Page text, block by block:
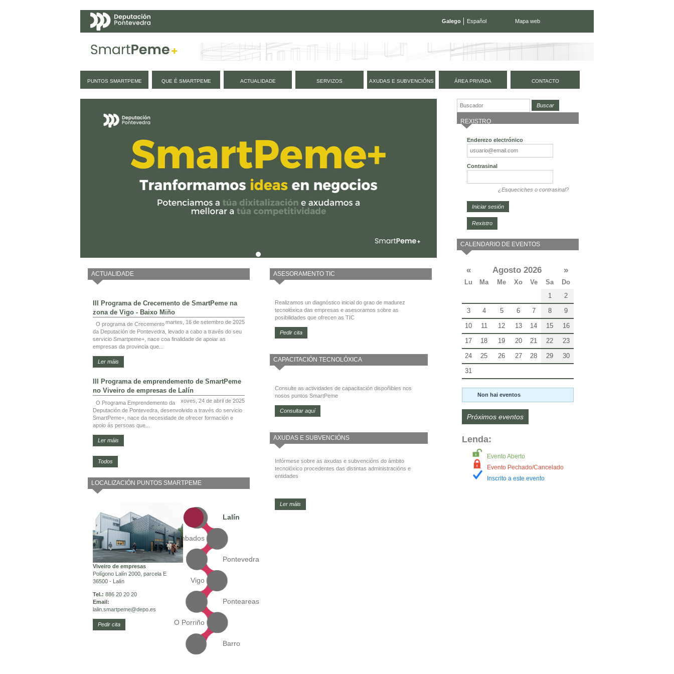
Galego Español Mapa web
PUNTOS SMARTPEME QUE É SMARTPEME ACTUALIDADE SERVIZOS AXUDAS E SUBVENCIÓNS ÁREA PRIVADA CONTACTO
ACTUALIDADE
III Programa de Crecemento de SmartPeme na
zona de Vigo - Baixo Miño
martes, 16 de setembro de 2025
O programa de Crecemento
da Deputación de Pontevedra, levado a cabo a través do seu
servicio Smartpeme+, nace coa finalidade de apoiar as
empresas da provincia que...
Ler máis
III Programa de emprendemento de SmartPeme
no Viveiro de empresas de Lalín
xoves, 24 de abril de 2025
O Programa Emprendemento da
Deputación de Pontevedra, desenvolvido a través do servicio
SmartPeme+, nace da necesidade de ofrecer formación e
apoio ás persoas que...
Ler máis
Todos
LOCALIZACIÓN PUNTOS SMARTPEME
Viveiro de empresas
Polígono Lalín 2000, parcela E
36500 - Lalín
Tel.: 886 20 20 20
Email:
lalin.smartpeme@depo.es
Pedir cita
Lalín
Cambados
Pontevedra
Vigo
Ponteareas
O Porriño
Barro
ASESORAMENTO TIC
Realizamos un diagnóstico inicial do grao de madurez
tecnolóxica das empresas e asesoramos sobre as
posibilidades que ofrecen as TIC
Pedir cita
CAPACITACIÓN TECNOLÓXICA
Consulte as actividades de capacitación dispoñibles nos
nosos puntos SmartPeme
Consultar aquí
AXUDAS E SUBVENCIÓNS
Infórmese sobre as axudas e subvencións do ámbito
tecnolóxico procedentes das distintas administracións e
entidades
Ler máis
REXISTRO
Enderezo electrónico
Contrasinal
¿Esqueciches o contrasinal?
Rexistro
CALENDARIO DE EVENTOS
« Agosto 2026 »
Lu Ma Me Xo Ve Sa
Do
1
2
3
4 5 6 7 8
9
10
11 12 13 14 15
16
17
18 19 20 21 22
23
24
25 26 27 28 29
30
31
Non hai eventos
Próximos eventos
Lenda:
Evento Aberto
Evento Pechado/Cancelado
Inscrito a este evento